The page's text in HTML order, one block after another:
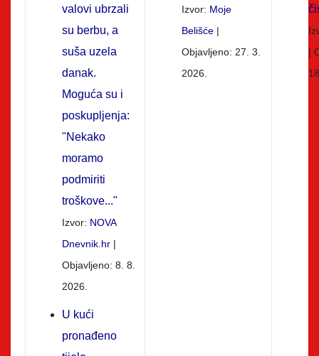
valovi ubrzali
su berbu, a
suša uzela
danak.
Moguća su i
poskupljenja:
"Nekako
moramo
podmiriti
troškove..."
Izvor: NOVA
Dnevnik.hr
Objavljeno: 8. 8.
2026.
U kući
pronađeno
Izvor: Moje
Belišće
Objavljeno: 27. 3.
2026.